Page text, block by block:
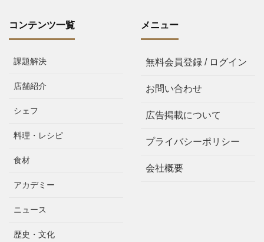
コンテンツ一覧
課題解決
店舗紹介
シェフ
料理・レシピ
食材
アカデミー
ニュース
歴史・文化
メニュー
無料会員登録 / ログイン
お問い合わせ
広告掲載について
プライバシーポリシー
会社概要